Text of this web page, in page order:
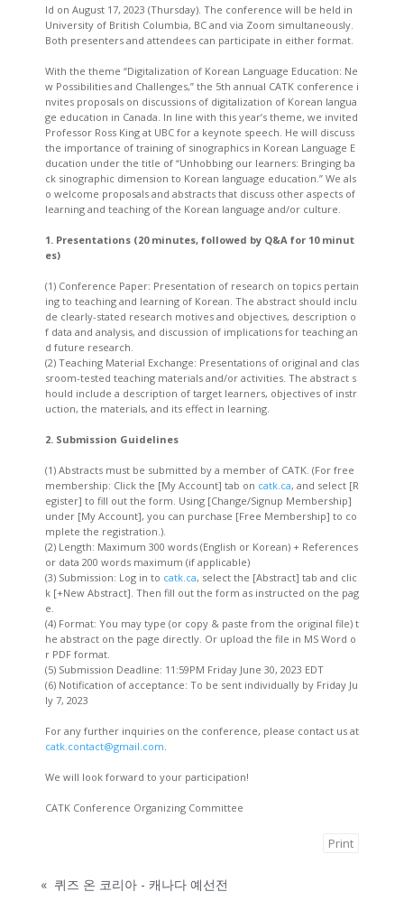
ld on August 17, 2023 (Thursday). The conference will be held in
University of British Columbia, BC and via Zoom simultaneously.
Both presenters and attendees can participate in either format.
With the theme “Digitalization of Korean Language Education: Ne
w Possibilities and Challenges,” the 5th annual CATK conference i
nvites proposals on discussions of digitalization of Korean langua
ge education in Canada. In line with this year’s theme, we invited
Professor Ross King at UBC for a keynote speech. He will discuss
the importance of training of sinographics in Korean Language E
ducation under the title of “Unhobbing our learners: Bringing ba
ck sinographic dimension to Korean language education.” We als
o welcome proposals and abstracts that discuss other aspects of
learning and teaching of the Korean language and/or culture.
1. Presentations (20 minutes, followed by Q&A for 10 minut
es)
(1) Conference Paper: Presentation of research on topics pertain
ing to teaching and learning of Korean. The abstract should inclu
de clearly-stated research motives and objectives, description o
f data and analysis, and discussion of implications for teaching an
d future research.
(2) Teaching Material Exchange: Presentations of original and clas
sroom-tested teaching materials and/or activities. The abstract s
hould include a description of target learners, objectives of instr
uction, the materials, and its effect in learning.
2. Submission Guidelines
(1) Abstracts must be submitted by a member of CATK. (For free
membership: Click the [My Account] tab on catk.ca, and select [R
egister] to fill out the form. Using [Change/Signup Membership]
under [My Account], you can purchase [Free Membership] to co
mplete the registration.).
(2) Length: Maximum 300 words (English or Korean) + References
or data 200 words maximum (if applicable)
(3) Submission: Log in to catk.ca, select the [Abstract] tab and clic
k [+New Abstract]. Then fill out the form as instructed on the pag
e.
(4) Format: You may type (or copy & paste from the original file) t
he abstract on the page directly. Or upload the file in MS Word o
r PDF format.
(5) Submission Deadline: 11:59PM Friday June 30, 2023 EDT
(6) Notification of acceptance: To be sent individually by Friday Ju
ly 7, 2023
For any further inquiries on the conference, please contact us at
catk.contact@gmail.com
We will look forward to your participation!
CATK Conference Organizing Committee
Print
« 퀴즈 온 코리아 - 캐나다 예선전